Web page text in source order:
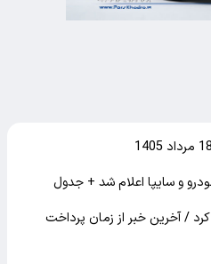
و سایپا اعلام شد + جدول
/ آخرین خبر از زمان پرداخت